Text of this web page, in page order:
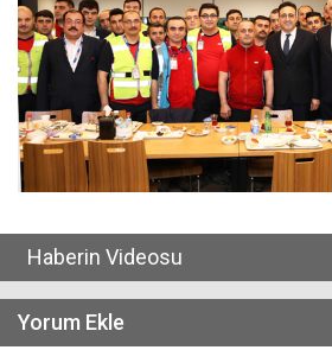
Haberin Videosu
Yorum Ekle